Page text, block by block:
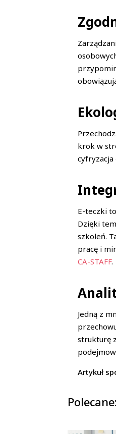
krok w
cyfryzacja
E-teczki
Dzięki
szkoleń.
pracę i
CA-STAFF.
Jedną z
strukturę
Artykuł
Polecane: